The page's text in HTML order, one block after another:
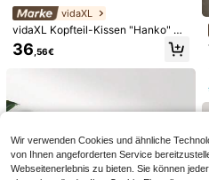
Schminktisch mit beleuchtetem Spi
egel, RGB-LED-Lichtleiste & Ladest
ation, 9 Schubladen, Glasplatte, Wei
ß
150,20€
Vsl. 3 Werktage
vidaXL
vidaXL Kopfteil-Kissen "Hanko" Du
nkelgrau 80 cm Samt
36 ,56€
Wir verwenden Cookies und ähnliche
von Ihnen angeforderten Service
Webseitenerlebnis zu bieten. Sie können